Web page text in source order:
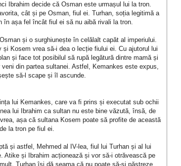
Ibrahim decide că Osman este urmașul lui la tron.
cât și pe Osman, fiul ei. Turhan, soția legitimă a
în așa fel încât fiul ei să nu aibă rivali la tron.
și o surghiunește în celălalt capăt al imperiului.
Kosem vrea să-i dea o lecție fiului ei. Cu ajutorul lui
și face tot posibilul să rupă legătură dintre mamă și
din partea sultanei. Astfel, Kemankes este expus,
să-l scape și îl ascunde.
lui Kemankes, care va fi prins și executat sub ochii
lui Ibrahim ca sultan nu este bine văzută, însă, de
așa că sultana Kosem poate să profite de această
la tron pe fiul ei.
și astfel, Mehmed al IV-lea, fiul lui Turhan și al lui
Atike și Ibrahim acționează și vor să-i otrăvească pe
Turhan își dă seama că nu poate să-și păstreze